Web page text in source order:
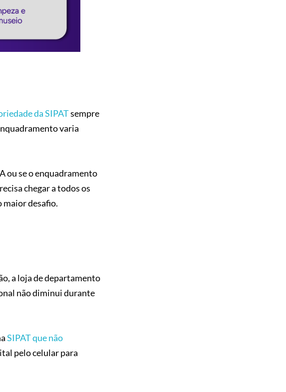
da SIPATsempre
varia
ou se o enquadramento
chegar a todos os
maior desafio.
a loja de departamento
não diminui durante
SIPAT que não
pelo celular para